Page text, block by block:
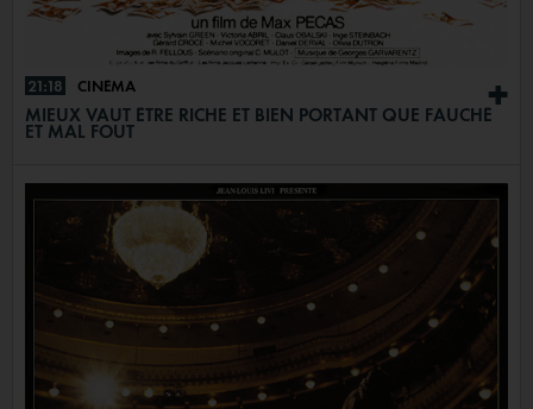
+
21:18 CINÉMA
MIEUX VAUT ÊTRE RICHE ET BIEN PORTANT QUE FAUCHÉ
ET MAL FOUT